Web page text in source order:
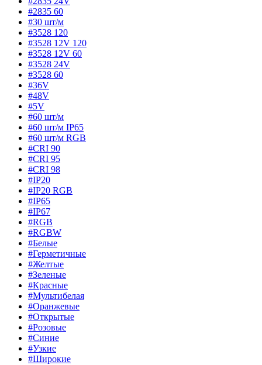
#2835 60
#30 шт/м
#3528 120
#3528 12V 120
#3528 12V 60
#3528 24V
#3528 60
#36V
#48V
#5V
#60 шт/м
#60 шт/м IP65
#60 шт/м RGB
#CRI 90
#CRI 95
#CRI 98
#IP20
#IP20 RGB
#IP65
#IP67
#RGB
#RGBW
#Белые
#Герметичные
#Желтые
#Зеленые
#Красные
#Мультибелая
#Оранжевые
#Открытые
#Розовые
#Синие
#Узкие
#Широкие